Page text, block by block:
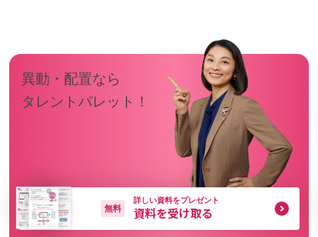
異動・配置なら
タレントパレット！
無料
詳しい資料をプレゼント
資料を受け取る